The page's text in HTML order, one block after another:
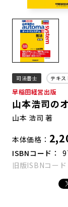
司法書士 テキス
早稲田経営出版
山本浩司の
山本 浩司 著
本体価格
ISBNコード
旧版ISBNコード